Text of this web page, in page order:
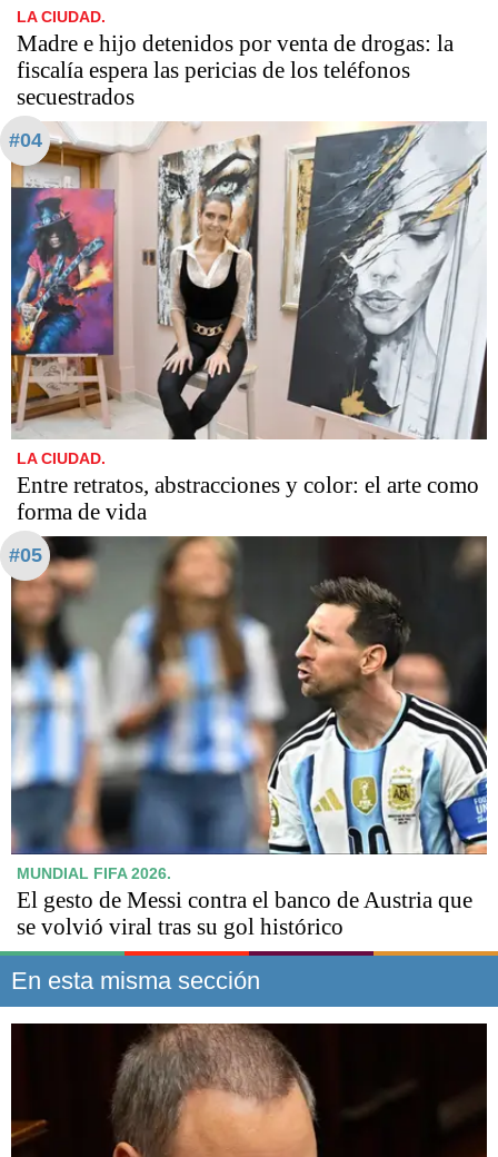
LA CIUDAD.
Madre e hijo detenidos por venta de drogas: la
fiscalía espera las pericias de los teléfonos
secuestrados
#04
LA CIUDAD.
Entre retratos, abstracciones y color: el arte como
forma de vida
#05
MUNDIAL FIFA 2026.
El gesto de Messi contra el banco de Austria que
se volvió viral tras su gol histórico
En esta misma sección